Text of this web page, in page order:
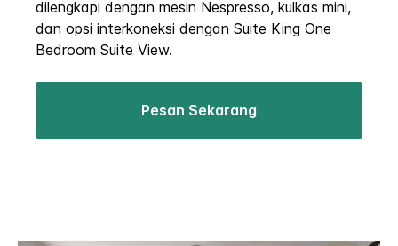
dilengkapi dengan mesin Nespresso, kulkas mini,
dan opsi interkoneksi dengan Suite King One
Bedroom Suite View.
Pesan Sekarang